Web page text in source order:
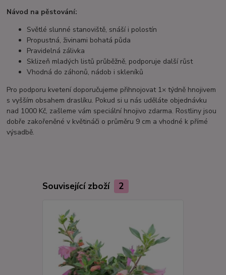
Návod na pěstování:
Světlé slunné stanoviště, snáší i polostín
Propustná, živinami bohatá půda
Pravidelná zálivka
Sklizeň mladých listů průběžně, podporuje další růst
Vhodná do záhonů, nádob i skleníků
Pro podporu kvetení doporučujeme přihnojovat 1× týdně hnojivem
s vyšším obsahem draslíku. Pokud si u nás uděláte objednávku
nad 1000 Kč, zašleme vám speciální hnojivo zdarma. Rostliny jsou
dobře zakořeněné v květináči o průměru 9 cm a vhodné k přímé
výsadbě.
Související zboží 2